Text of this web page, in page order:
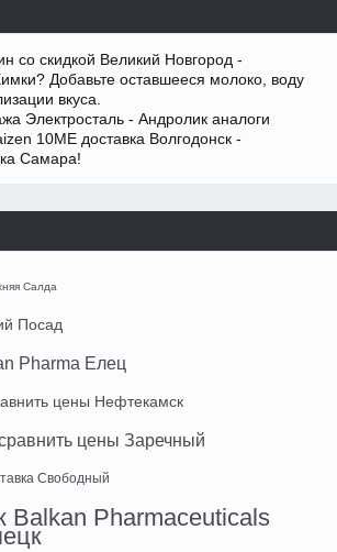
со скидкой Великий Новгород -
Добавьте оставшееся молоко, воду
вкуса.
Электросталь - Андролик аналоги
10ME доставка Волгодонск -
Самара!
Салда
Посад
Pharma Елец
цены Нефтекамск
цены Заречный
Свободный
Balkan Pharmaceuticals